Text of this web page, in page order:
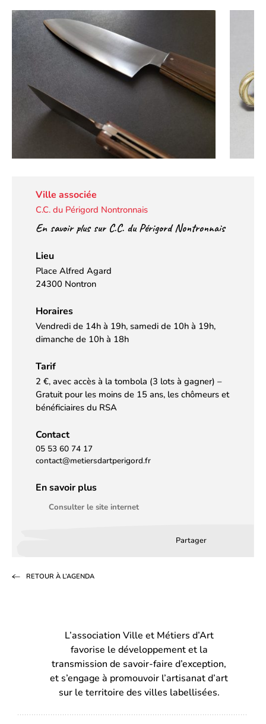
Ville associée
C.C. du Périgord Nontronnais
En savoir plus sur C.C. du Périgord Nontronnais
Lieu
Place Alfred Agard
24300 Nontron
Horaires
Vendredi de 14h à 19h, samedi de 10h à 19h,
dimanche de 10h à 18h
Tarif
2 €, avec accès à la tombola (3 lots à gagner) –
Gratuit pour les moins de 15 ans, les chômeurs et
bénéficiaires du RSA
Contact
05 53 60 74 17
contact@metiersdartperigord.fr
En savoir plus
Consulter le site internet
Partager
un
onglet)onglet)
RETOUR À L’AGENDA
L’association Ville et Métiers d’Art
favorise le développement et la
transmission de savoir-faire d’exception,
et s’engage à promouvoir l’artisanat d’art
sur le territoire des villes labellisées.